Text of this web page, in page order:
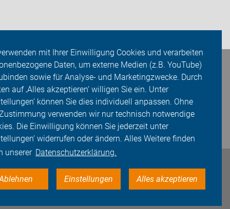
mit Ihrer Einwilligung Cookies und verarbeiten
Daten, um externe Medien (z.B. YouTube)
sowie für Analyse- und Marketingzwecke. Durch
auf ‚Alles akzeptieren‘ willigen Sie ein. Unter
können Sie dies individuell anpassen. Ohne
verwenden wir nur technisch notwendige
Die Einwilligung können Sie jederzeit unter
widerrufen oder ändern. Alles Weitere finden
unserer Datenschutzerklärung.
Einstellungen Alles akzeptieren